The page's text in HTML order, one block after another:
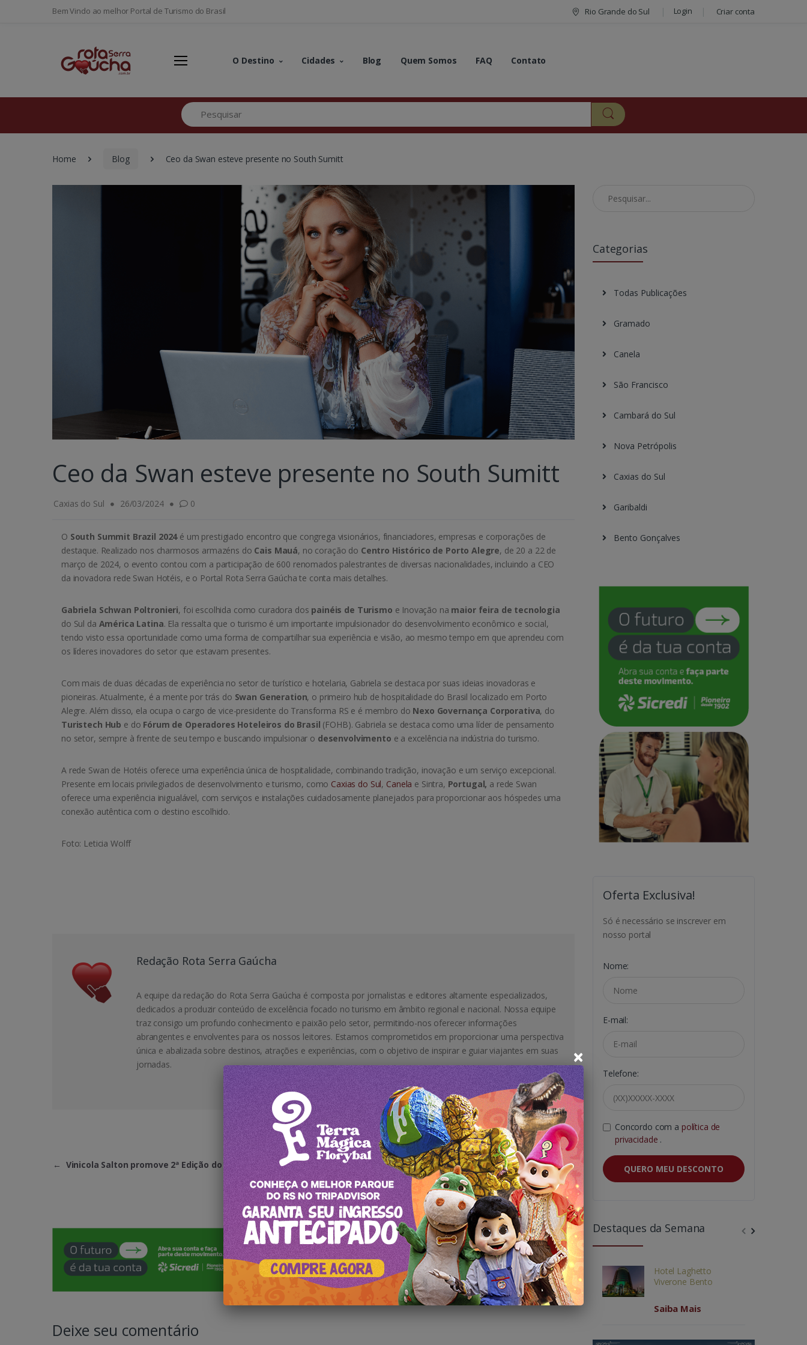
Bem Vindo ao melhor Portal de Turismo do Brasil Rio Grande do Sul Login Criar conta
O Destino Cidades Blog Quem Somos FAQ Contato
Pesquisar
Home Blog Ceo da Swan esteve presente no South Sumitt
Ceo da Swan esteve presente no South Sumitt
Caxias do Sul 26/03/2024 0
O South Summit Brazil 2024é um prestigiado encontro que congrega visionários, financiadores, empresas e corporações de
destaque. Realizado nos charmosos armazéns do Cais Mauá, no coração do Centro Histórico de Porto Alegre, de 20 a 22 de
março de 2024, o evento contou com a participação de 600 renomados palestrantes de diversas nacionalidades, incluindo a CEO
da inovadora rede Swan Hotéis, e o Portal Rota Serra Gaúcha te conta mais detalhes.
Gabriela Schwan Poltronieri, foi escolhida como curadora dos painéis de Turismo e Inovação na maior feira de tecnologia
do Sul da América Latina. Ela ressalta que o turismo é um importante impulsionador do desenvolvimento econômico e social,
tendo visto essa oportunidade como uma forma de compartilhar sua experiência e visão, ao mesmo tempo em que aprendeu com
os líderes inovadores do setor que estavam presentes.
Com mais de duas décadas de experiência no setor de turístico e hotelaria, Gabriela se destaca por suas ideias inovadoras e
pioneiras. Atualmente, é a mente por trás do Swan Generation, o primeiro hub de hospitalidade do Brasil localizado em Porto
Alegre. Além disso, ela ocupa o cargo de vice-presidente do Transforma RS e é membro do Nexo Governança Corporativa, do
Turistech Hub e do Fórum de Operadores Hoteleiros do Brasil (FOHB). Gabriela se destaca como uma líder de pensamento
no setor, sempre à frente de seu tempo e buscando impulsionar o desenvolvimento e a excelência na indústria do turismo.
A rede Swan de Hotéis oferece uma experiência única de hospitalidade, combinando tradição, inovação e um serviço excepcional.
Presente em locais privilegiados de desenvolvimento e turismo, como Caxias do Sul, Canela e Sintra, Portugal, a rede Swan
oferece uma experiência inigualável, com serviços e instalações cuidadosamente planejados para proporcionar aos hóspedes uma
conexão autêntica com o destino escolhido.
Foto: Leticia Wolff
Redação Rota Serra Gaúcha
A equipe da redação do Rota Serra Gaúcha é composta por jornalistas e editores altamente especializados,
dedicados a produzir conteúdo de excelência focado no turismo em âmbito regional e nacional. Nossa equipe
traz consigo um profundo conhecimento e paixão pelo setor, permitindo-nos oferecer informações
abrangentes e envolventes para os nossos leitores. Estamos comprometidos em proporcionar uma perspectiva
única e abalizada sobre destinos, atrações e experiências, com o objetivo de inspirar e guiar viajantes em suas
jornadas.
← Vinicola Salton promove 2ª Edição do Sunset Aproveite o feriado de Páscoa nos Cânions →
Deixe seu comentário
Pesquisar no Blog
Categorias
Todas Publicações
Gramado
Canela
São Francisco
Cambará do Sul
Nova Petrópolis
Caxias do Sul
Garibaldi
Bento Gonçalves
Oferta Exclusiva!
Só é necessário se inscrever em
nosso portal
Nome:
E-mail:
Telefone:
Concordo com a política de
privacidade .
QUERO MEU DESCONTO
Destaques da Semana
Hotel Laghetto
Viverone Bento
Saiba Mais
×